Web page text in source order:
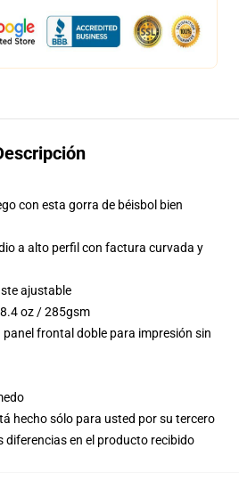
con esta gorra de béisbol bien
a alto perfil con factura curvada y
ajustable
oz / 285gsm
panel frontal doble para impresión sin
hecho sólo para usted por su tercero
diferencias en el producto recibido